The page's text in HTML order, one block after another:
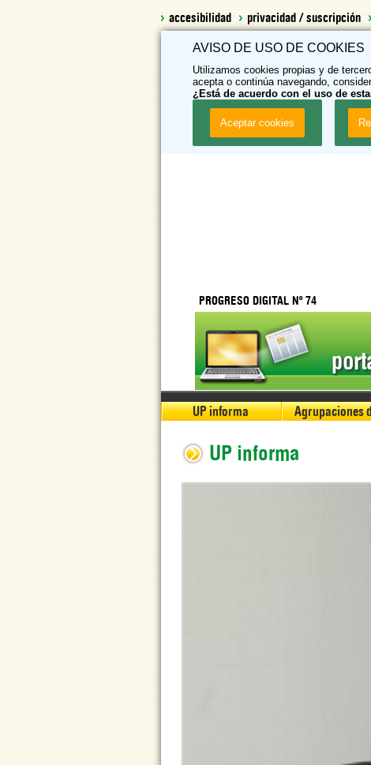
AVISO DE USO DE COOKIES
Utilizamos cookies propias y de
acepta o continúa navegando,
¿Está de acuerdo con el uso de
accesibilidad privacidad / suscripción
PROGRESO DIGITAL Nº 74
UP informa Agrupaciones
UP informa